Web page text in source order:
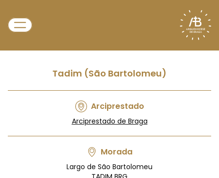
Tadim (São Bartolomeu)
Arciprestado
Arciprestado de Braga
Morada
Largo de São Bartolomeu